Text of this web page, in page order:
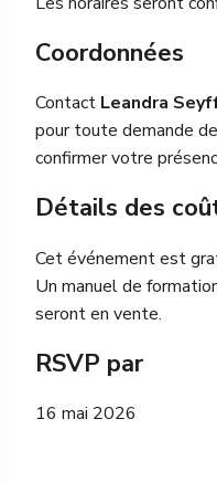
Coordonnées
Contact Leandra
pour toute demande
confirmer votre
Détails des
Cet événement est
Un manuel de
seront en vente.
RSVP par
16 mai 2026